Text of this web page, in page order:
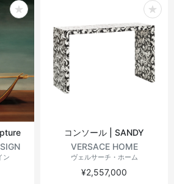
ン
コンソール | SANDY
VERSACE HOME
ヴェルサーチ・ホーム
¥2,557,000